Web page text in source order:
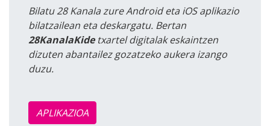
Bilatu 28 Kanala zure Android eta iOS aplikazio
bilatzailean eta deskargatu. Bertan
28KanalaKidetxartel digitalak eskaintzen
dizuten abantailez gozatzeko aukera izango
duzu.
APLIKAZIOA